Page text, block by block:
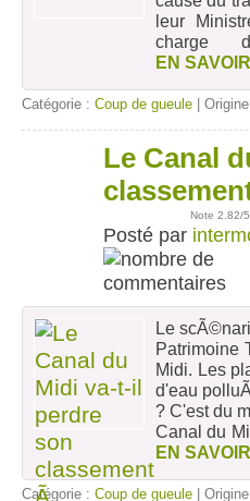
leur
charge
EN
Catégorie : Coup de gueule |
Le Canal
Note 2.82/
Posté par
Le
Patrimoine
Midi. Les
d'eau
? C'est du
Canal du
EN
Catégorie : Coup de gueule |